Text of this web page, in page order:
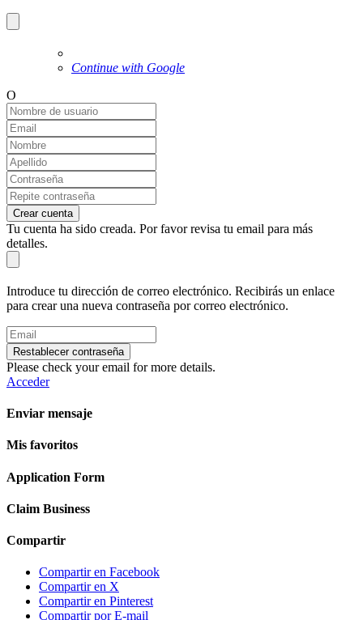
Continue with Google
O
Crear cuenta
Tu cuenta ha sido creada. Por favor revisa tu email para más
detalles.
Introduce tu dirección de correo electrónico. Recibirás un enlace
para crear una nueva contraseña por correo electrónico.
Restablecer contraseña
Please check your email for more details.
Acceder
Enviar mensaje
Mis favoritos
Application Form
Claim Business
Compartir
Compartir en Facebook
Compartir en X
Compartir en Pinterest
Compartir por E-mail